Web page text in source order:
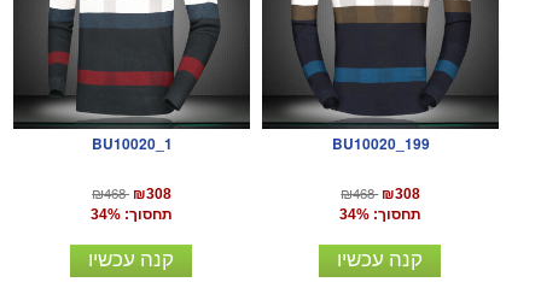
BU10020_1
₪468 ₪308
תחסוך: 34%
קנה עכשיו
BU10020_199
₪468 ₪308
תחסוך: 34%
קנה עכשיו